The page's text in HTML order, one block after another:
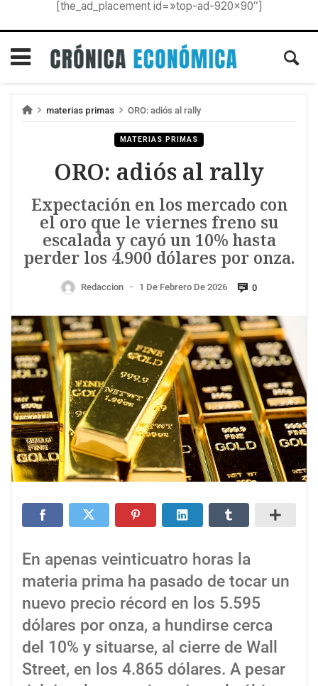
[the_ad_placement id=»top-ad-920×90″]
materias primas ORO: adiós al rally
MATERIAS PRIMAS
ORO: adiós al rally
Expectación en los mercado con
el oro que le viernes freno su
escalada y cayó un 10% hasta
perder los 4.900 dólares por onza.
Redaccion — 1 De Febrero De 2026 0
En apenas veinticuatro horas la
materia prima ha pasado de tocar un
nuevo precio récord en los 5.595
dólares por onza, a hundirse cerca
del 10% y situarse, al cierre de Wall
Street, en los 4.865 dólares. A pesar